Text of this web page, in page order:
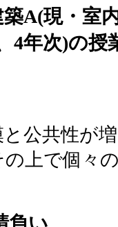
A(現・室
4年次)の授
公共性が
上で個々